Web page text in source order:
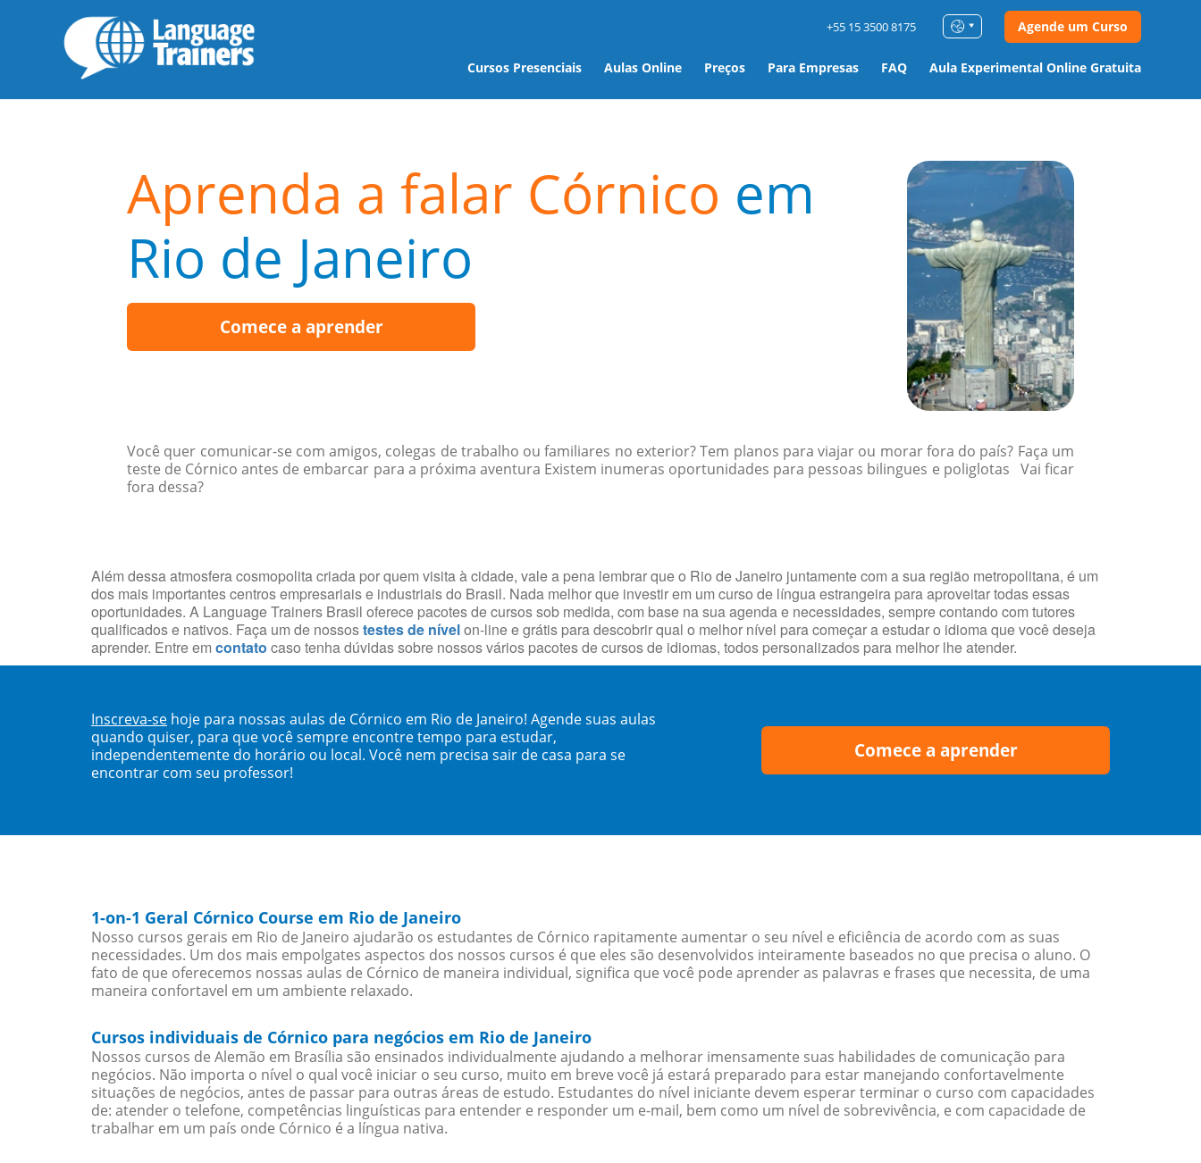
Cursos Presenciais Aulas Online Preços Para Empresas FAQ Aula Experimental Online Gratuita
+55 15 3500 8175 Agende um Curso
Aprenda a falar Córnico em
Rio de Janeiro
Comece a aprender
Você quer comunicar-se com amigos, colegas de trabalho ou familiares no exterior? Tem planos para viajar ou morar fora do país? Faça um
teste de Córnico antes de embarcar para a próxima aventura Existem inumeras oportunidades para pessoas bilingues e poliglotas Vai ficar
fora dessa?
Além dessa atmosfera cosmopolita criada por quem visita à cidade, vale a pena lembrar que o Rio de Janeiro juntamente com a sua região metropolitana, é um
dos mais importantes centros empresariais e industriais do Brasil. Nada melhor que investir em um curso de língua estrangeira para aproveitar todas essas
oportunidades. A Language Trainers Brasil oferece pacotes de cursos sob medida, com base na sua agenda e necessidades, sempre contando com tutores
qualificados e nativos. Faça um de nossostestes de nívelon-line e grátis para descobrir qual o melhor nível para começar a estudar o idioma que você deseja
aprender. Entre em contato caso tenha dúvidas sobre nossos vários pacotes de cursos de idiomas, todos personalizados para melhor lhe atender.
Inscreva-se hoje para nossas aulas de Córnico em Rio de Janeiro! Agende suas aulas
quando quiser, para que você sempre encontre tempo para estudar,
independentemente do horário ou local. Você nem precisa sair de casa para se
encontrar com seu professor!
Comece a aprender
1-on-1 Geral Córnico Course em Rio de Janeiro
Nosso cursos gerais em Rio de Janeiro ajudarão os estudantes de Córnico rapitamente aumentar o seu nível e eficiência de acordo com as suas
necessidades. Um dos mais empolgates aspectos dos nossos cursos é que eles são desenvolvidos inteiramente baseados no que precisa o aluno. O
fato de que oferecemos nossas aulas de Córnico de maneira individual, significa que você pode aprender as palavras e frases que necessita, de uma
maneira confortavel em um ambiente relaxado.
Cursos individuais de Córnico para negócios em Rio de Janeiro
Nossos cursos de Alemão em Brasília são ensinados individualmente ajudando a melhorar imensamente suas habilidades de comunicação para
negócios. Não importa o nível o qual você iniciar o seu curso, muito em breve você já estará preparado para estar manejando confortavelmente
situações de negócios, antes de passar para outras áreas de estudo. Estudantes do nível iniciante devem esperar terminar o curso com capacidades
de: atender o telefone, competências linguísticas para entender e responder um e-mail, bem como um nível de sobrevivência, e com capacidade de
trabalhar em um país onde Córnico é a língua nativa.